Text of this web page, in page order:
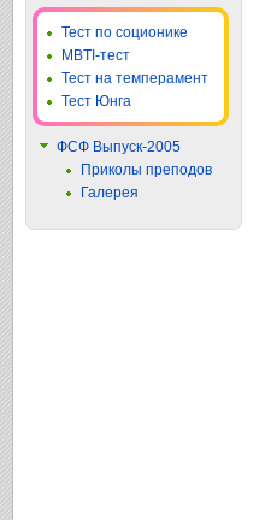
Тест по соционике
MBTI-тест
Тест на темперамент
Тест Юнга
ФСФ Выпуск-2005
Приколы преподов
Галерея